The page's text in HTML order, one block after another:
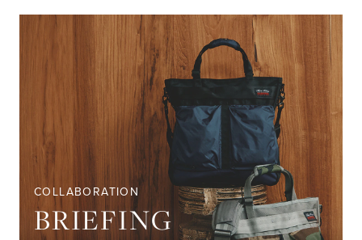
COLLABORATION
BRIEFING